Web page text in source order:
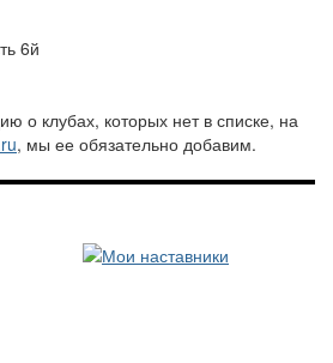
6й
о клубах, которых нет в списке, на
, мы ее обязательно добавим.